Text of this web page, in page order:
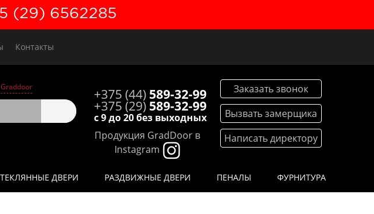
(29) 6562285
Контакты
Заказать звонок
Вызвать замерщика
Написать директору
+375 (44) 589-32-99
+375 (29) 589-32-99
с 9 до 20 без выходных
Продукция GradDoor в
Instagram
Graddoor
ДВЕРИ РАЗДВИЖНЫЕ ДВЕРИ ПЕНАЛЫ ФУРНИТУРА